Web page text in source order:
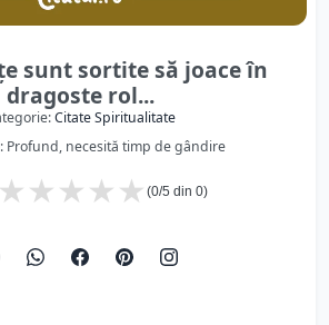
sunt sortite să joace în
dragoste rol...
Citate Spiritualitate
Profund, necesită timp de gândire
★
★
★
★
★ (0/5 din 0)